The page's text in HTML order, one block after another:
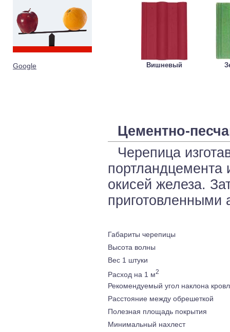
Google Вишневый
Цементно-
Черепица
портландцемента
окисей железа.
приготовленными
Габариты черепицы
Высота волны
Вес 1 штуки
Расход на 1 м2
Рекомендуемый угол наклона
Расстояние между обрешеткой
Полезная площадь покрытия
Минимальный нахлест